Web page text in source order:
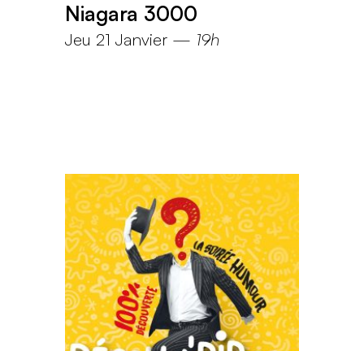
Niagara 3000
Jeu 21 Janvier — 19h